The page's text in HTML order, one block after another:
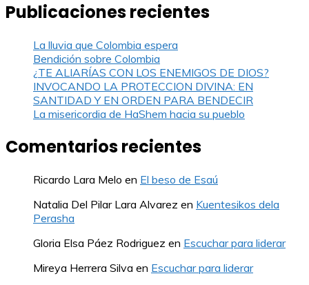
Publicaciones recientes
La lluvia que Colombia espera
Bendición sobre Colombia
¿TE ALIARÍAS CON LOS ENEMIGOS DE DIOS?
INVOCANDO LA PROTECCION DIVINA: EN
SANTIDAD Y EN ORDEN PARA BENDECIR
La misericordia de HaShem hacia su pueblo
Comentarios recientes
Ricardo Lara Melo en El beso de Esaú
Natalia Del Pilar Lara Alvarez en Kuentesikos dela
Perasha
Gloria Elsa Páez Rodriguez en Escuchar para liderar
Mireya Herrera Silva en Escuchar para liderar